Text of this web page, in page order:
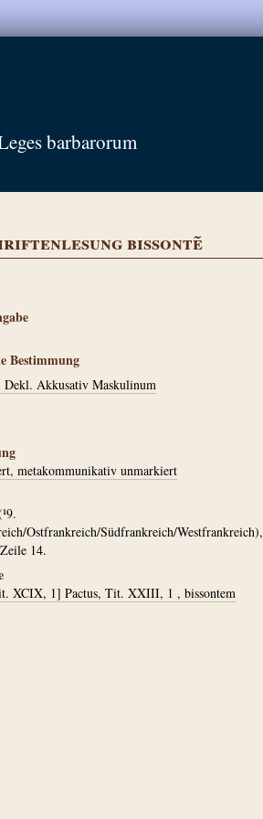
barbarorum
bissontẽ
Bestimmung
Dekl. Akkusativ Maskulinum
metakommunikativ unmarkiert
Ostfrankreich/Südfrankreich/Westfrankreich),
14.
XCIX, 1] Pactus, Tit. XXIII, 1 , bissontem